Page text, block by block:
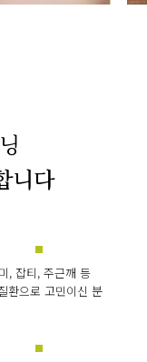
니다
, 잡티, 주근깨 등
환으로 고민이신 분